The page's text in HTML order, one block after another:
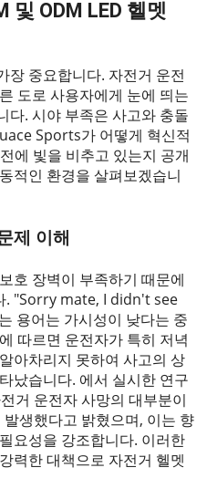
및 ODM LED 헬멧
장 중요합니다. 자전거 운전
도로 사용자에게 눈에 띄는
다. 시야 부족은 사고와 충돌
Sports가 어떻게 혁신적
에 빛을 비추고 있는지 공개
적인 환경을 살펴보겠습니
제 이해
호 장벽이 부족하기 때문에
. "Sorry mate, I didn't see
용어는 가시성이 낮다는 중
따르면 운전자가 특히 저녁
아차리지 못하여 사고의 상
났습니다. 에서 실시한 연구
거 운전자 사망의 대부분이
생했다고 밝혔으며, 이는 향
요성을 강조합니다. 이러한
력한 대책으로 자전거 헬멧